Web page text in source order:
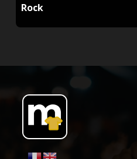
Rock